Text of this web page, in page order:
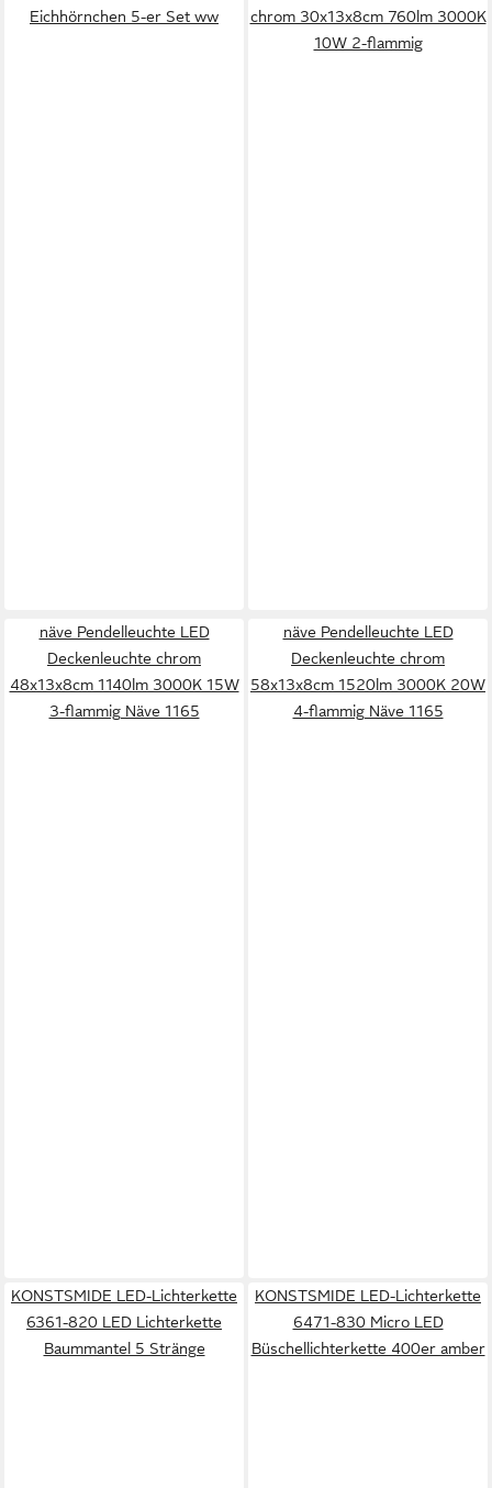
Eichhörnchen 5-er Set ww
chrom 30x13x8cm 760lm 3000K
10W 2-flammig
näve Pendelleuchte LED
Deckenleuchte chrom
48x13x8cm 1140lm 3000K 15W
3-flammig Näve 1165
näve Pendelleuchte LED
Deckenleuchte chrom
58x13x8cm 1520lm 3000K 20W
4-flammig Näve 1165
KONSTSMIDE LED-Lichterkette
6361-820 LED Lichterkette
Baummantel 5 Stränge
KONSTSMIDE LED-Lichterkette
6471-830 Micro LED
Büschellichterkette 400er amber